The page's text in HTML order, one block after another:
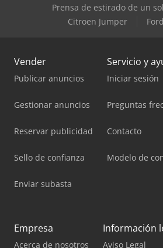
Prensa de estirado de un
Citroen Jumper
Vender
Publicar anuncios
Gestionar anuncios
Reservar publicidad
Sello de confianza
Enviar subasta
Servicio y
Iniciar sesión
Preguntas
Contacto
Modelo de
Empresa
Acerca de nosotros
Información
Aviso Legal